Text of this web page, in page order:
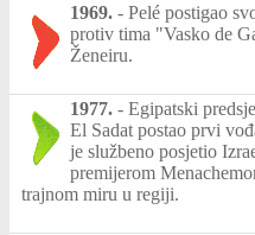
1969. - Pelé postigao
protiv tima "Vasko de
Ženeiru.
1977. - Egipatski
El Sadat postao prvi
je službeno posjetio
premijerom
trajnom miru u regiji.